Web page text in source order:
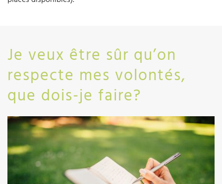
Je veux être sûr qu’on
respecte mes volontés,
que dois-je faire?